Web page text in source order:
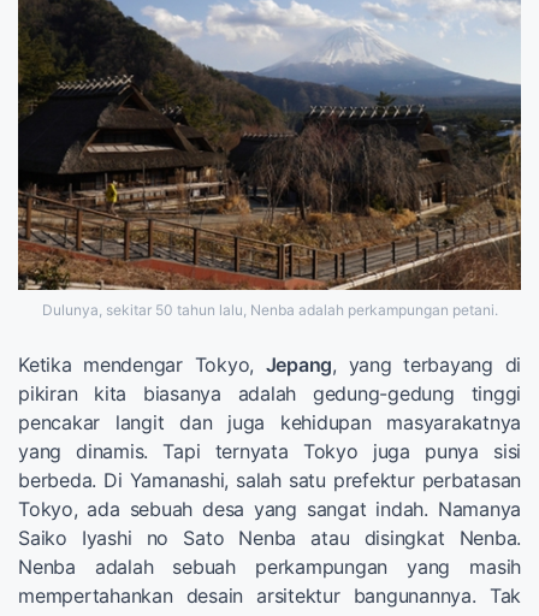
Dulunya, sekitar 50 tahun lalu, Nenba adalah perkampungan petani.
Ketika mendengar Tokyo, Jepang, yang terbayang di
pikiran kita biasanya adalah gedung-gedung tinggi
pencakar langit dan juga kehidupan masyarakatnya
yang dinamis. Tapi ternyata Tokyo juga punya sisi
berbeda. Di Yamanashi, salah satu prefektur perbatasan
Tokyo, ada sebuah desa yang sangat indah. Namanya
Saiko Iyashi no Sato Nenba atau disingkat Nenba.
Nenba adalah sebuah perkampungan yang masih
mempertahankan desain arsitektur bangunannya. Tak